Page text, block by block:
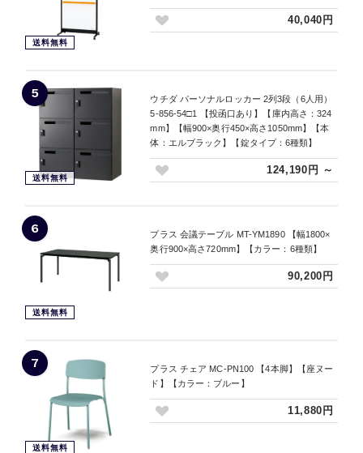
送料無料
40,040円
5
送料無料
ウチダ パーソナルロッカー 2列3段（6人用）
5-856-54□1 【投函口あり】【庫内高さ：324
mm】【幅900×奥行450×高さ1050mm】【本
体：エルブラック】【錠タイプ：6種類】
124,190円 ～
6
送料無料
プラス 会議テーブル MT-YM1890 【幅1800×
奥行900×高さ720mm】【カラー：6種類】
90,200円
7
送料無料
プラス チェア MC-PN100 【4本脚】【座ヌー
ド】【カラー：ブルー】
11,880円